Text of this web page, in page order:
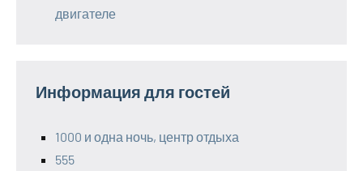
двигателе
Информация для гостей
1000 и одна ночь, центр отдыха
555